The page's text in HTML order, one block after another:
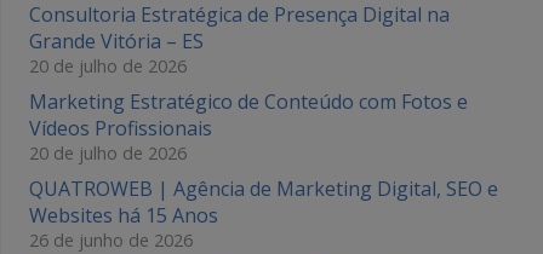
Consultoria Estratégica de Presença Digital na
Grande Vitória – ES
20 de julho de 2026
Marketing Estratégico de Conteúdo com Fotos e
Vídeos Profissionais
20 de julho de 2026
QUATROWEB | Agência de Marketing Digital, SEO e
Websites há 15 Anos
26 de junho de 2026